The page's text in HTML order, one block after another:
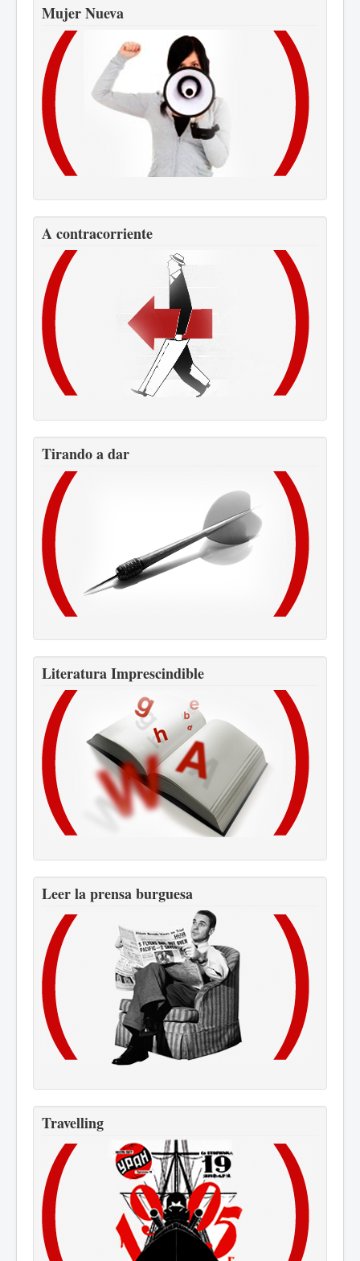
Mujer Nueva
A contracorriente
Tirando a dar
Literatura Imprescindible
Leer la prensa burguesa
Travelling